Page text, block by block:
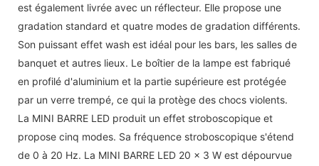
est également livrée avec un réflecteur. Elle propose une
gradation standard et quatre modes de gradation différents.
Son puissant effet wash est idéal pour les bars, les salles de
banquet et autres lieux. Le boîtier de la lampe est fabriqué
en profilé d'aluminium et la partie supérieure est protégée
par un verre trempé, ce qui la protège des chocs violents.
La MINI BARRE LED produit un effet stroboscopique et
propose cinq modes. Sa fréquence stroboscopique s'étend
de 0 à 20 Hz. La MINI BARRE LED 20 x 3 W est dépourvue